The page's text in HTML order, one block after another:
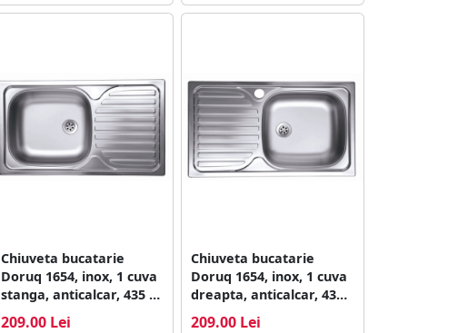
Chiuveta bucatarie
Doruq 1654, inox, 1 cuva
stanga, anticalcar, 435 x
209.00 Lei
Chiuveta bucatarie
Doruq 1654, inox, 1 cuva
dreapta, anticalcar, 435
209.00 Lei